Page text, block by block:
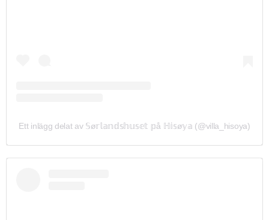
Ett inlägg delat av 𝕊ø𝕣𝕝𝕒𝕟𝕕𝕤𝕙𝕦𝕤𝕖𝕥 𝕡å ℍ𝕚𝕤ø𝕪𝕒 (@villa_hisoya)